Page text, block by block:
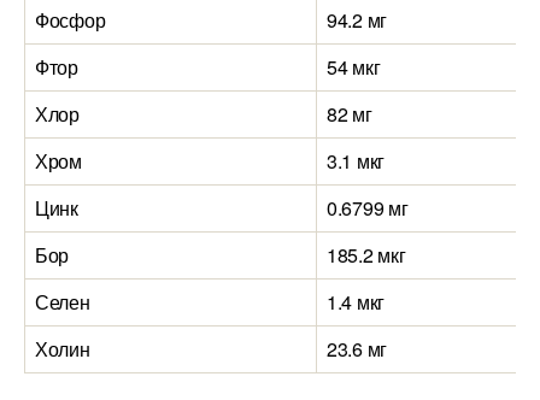
Фосфор
94.2 мг
Фтор
54 мкг
Хлор
82 мг
Хром
3.1 мкг
Цинк
0.6799 мг
Бор
185.2 мкг
Селен
1.4 мкг
Холин
23.6 мг